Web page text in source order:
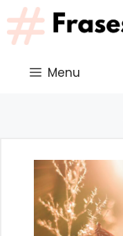
Saltar
al
contenido
Menu